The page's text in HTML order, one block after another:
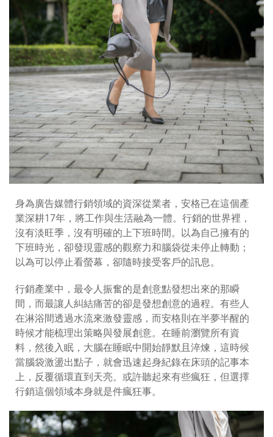
身為廣告媒體行銷領域的資深從業者，安格已在這個產
業深耕17年，將工作與生活融為一體。行銷的世界裡，
沒有淡旺季，沒有明確的上下班時間。以為自己擁有的
下班時光，卻發現靈感的觀察力和腦袋從未停止轉動；
以為可以停止看螢幕，卻隨時接受客戶的訊息。
行銷產業中，最令人振奮的是創意點發想出來的那瞬
間，而最讓人糾結痛苦的卻是發想創意的過程。有些人
在淋浴間透過水流來激發靈感，而安格則在半夢半醒的
時候才能梳理出策略與發展創意。在睡前瀏覽所有資
料，然後入眠，大腦在睡眠中開始靜默且淬煉，這時候
當腦袋激盪出點子，就會迅速起身紀錄在床頭的記事本
上，反覆循環直到天亮。或許聽起來有些瘋狂，但選擇
行銷這個領域本身就是件瘋狂事。